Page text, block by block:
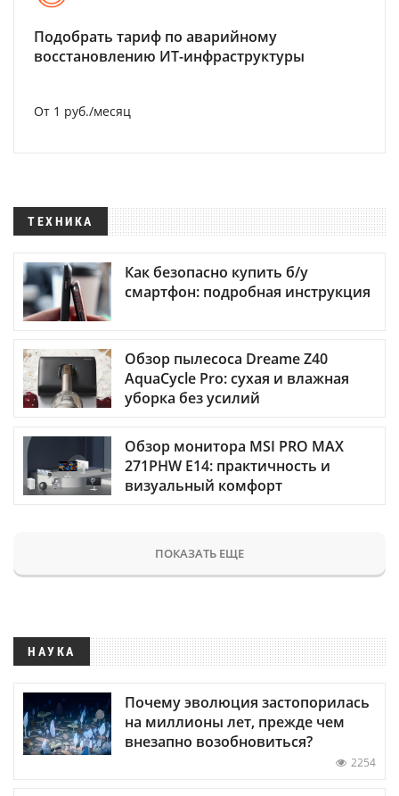
Подобрать тариф по аварийному
восстановлению ИТ-инфраструктуры
От 1 руб./месяц
ТЕХНИКА
Как безопасно купить б/у
смартфон: подробная инструкция
Обзор пылесоса Dreame Z40
AquaCycle Pro: сухая и влажная
уборка без усилий
Обзор монитора MSI PRO MAX
271PHW E14: практичность и
визуальный комфорт
ПОКАЗАТЬ ЕЩЕ
НАУКА
Почему эволюция застопорилась
на миллионы лет, прежде чем
внезапно возобновиться?
2254